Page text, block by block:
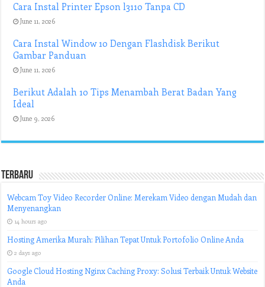
Cara Instal Printer Epson l3110 Tanpa CD
June 11, 2026
Cara Instal Window 10 Dengan Flashdisk Berikut
Gambar Panduan
June 11, 2026
Berikut Adalah 10 Tips Menambah Berat Badan Yang
Ideal
June 9, 2026
Terbaru
Webcam Toy Video Recorder Online: Merekam Video dengan Mudah dan
Menyenangkan
14 hours ago
Hosting Amerika Murah: Pilihan Tepat Untuk Portofolio Online Anda
2 days ago
Google Cloud Hosting Nginx Caching Proxy: Solusi Terbaik Untuk Website
Anda